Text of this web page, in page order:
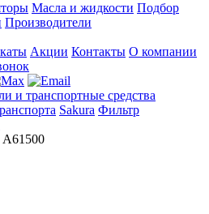
Масла и жидкости Подбор
Производители
Акции Контакты О компании
и транспортные средства
Sakura Фильтр